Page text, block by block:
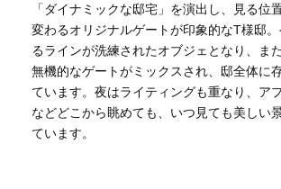
「ダイナミックな邸宅」を演出し、見る位
変わるオリジナルゲートが印象的なT様邸
るラインが洗練されたオブジェとなり、ま
無機的なゲートがミックスされ、邸全体に
ています。夜はライティングも重なり、ア
などどこから眺めても、いつ見ても美しい
ています。